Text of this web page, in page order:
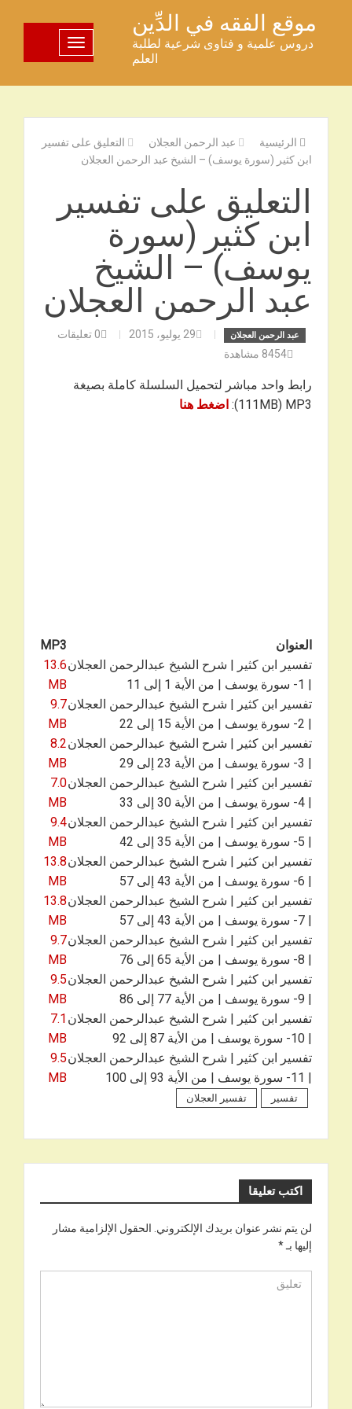
المحتوى
موقع الفقه في الدِّين
دروس علمية و فتاوى شرعية لطلبة
العلم
تبديل اللوحة
الرئيسية عبد الرحمن العجلان
التعليق على تفسير
ابن كثير (سورة يوسف) – الشيخ عبد الرحمن العجلان
التعليق على تفسير
ابن كثير (سورة
يوسف) – الشيخ
عبد الرحمن العجلان
عبد الرحمن العجلان 29 يوليو، 2015 0تعليقات
8454 مشاهدة
رابط واحد مباشر لتحميل السلسلة كاملة بصيغة
111MB) MP3):
اضغط هنا
العنوان
MP3
تفسير ابن كثير | شرح الشيخ عبدالرحمن العجلان
| 1- سورة يوسف | من الأية 1 إلى 11
13.6
MB
تفسير ابن كثير | شرح الشيخ عبدالرحمن العجلان
| 2- سورة يوسف | من الأية 15 إلى 22
9.7
MB
تفسير ابن كثير | شرح الشيخ عبدالرحمن العجلان
| 3- سورة يوسف | من الأية 23 إلى 29
8.2
MB
تفسير ابن كثير | شرح الشيخ عبدالرحمن العجلان
| 4- سورة يوسف | من الأية 30 إلى 33
7.0
MB
تفسير ابن كثير | شرح الشيخ عبدالرحمن العجلان
| 5- سورة يوسف | من الأية 35 إلى 42
9.4
MB
تفسير ابن كثير | شرح الشيخ عبدالرحمن العجلان
| 6- سورة يوسف | من الأية 43 إلى 57
13.8
MB
تفسير ابن كثير | شرح الشيخ عبدالرحمن العجلان
| 7- سورة يوسف | من الأية 43 إلى 57
13.8
MB
تفسير ابن كثير | شرح الشيخ عبدالرحمن العجلان
| 8- سورة يوسف | من الأية 65 إلى 76
9.7
MB
تفسير ابن كثير | شرح الشيخ عبدالرحمن العجلان
| 9- سورة يوسف | من الأية 77 إلى 86
9.5
MB
تفسير ابن كثير | شرح الشيخ عبدالرحمن العجلان
| 10- سورة يوسف | من الأية 87 إلى 92
7.1
MB
تفسير ابن كثير | شرح الشيخ عبدالرحمن العجلان
| 11- سورة يوسف | من الأية 93 إلى 100
9.5
MB
تفسير تفسير العجلان
اكتب تعليقا
لن يتم نشر عنوان بريدك الإلكتروني. الحقول الإلزامية مشار
إليها بـ*